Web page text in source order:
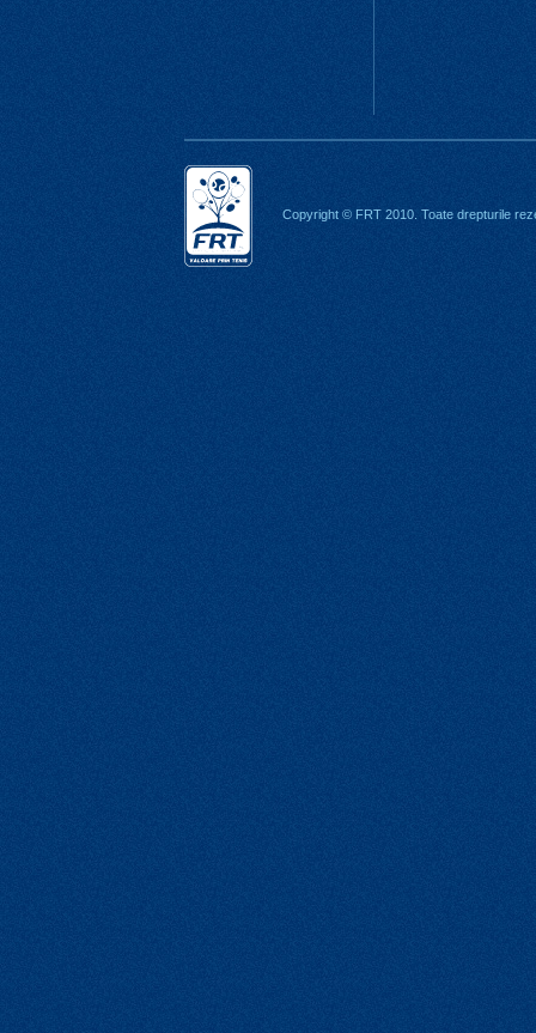
Copyright © FRT 2010. Toate drepturile